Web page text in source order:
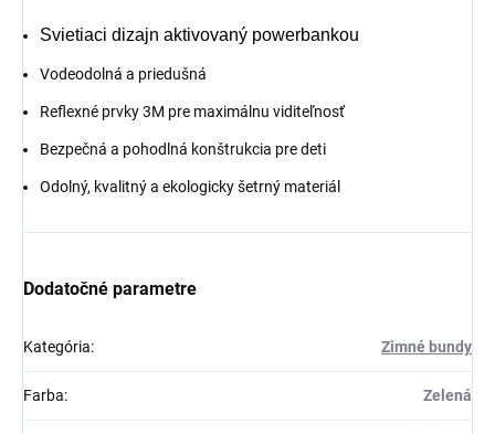
Svietiaci dizajn aktivovaný powerbankou
Vodeodolná a priedušná
Reflexné prvky 3M pre maximálnu viditeľnosť
Bezpečná a pohodlná konštrukcia pre deti
Odolný, kvalitný a ekologicky šetrný materiál
Dodatočné parametre
Kategória: Zimné bundy
Farba: Zelená